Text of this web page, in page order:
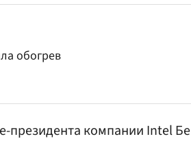
обогрев
президента компании Intel